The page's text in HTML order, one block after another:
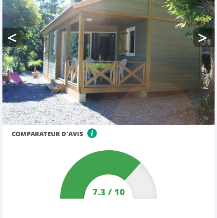
COMPARATEUR D'AVIS
7.3 / 10